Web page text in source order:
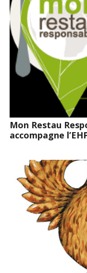
Mon Restau
accompagne